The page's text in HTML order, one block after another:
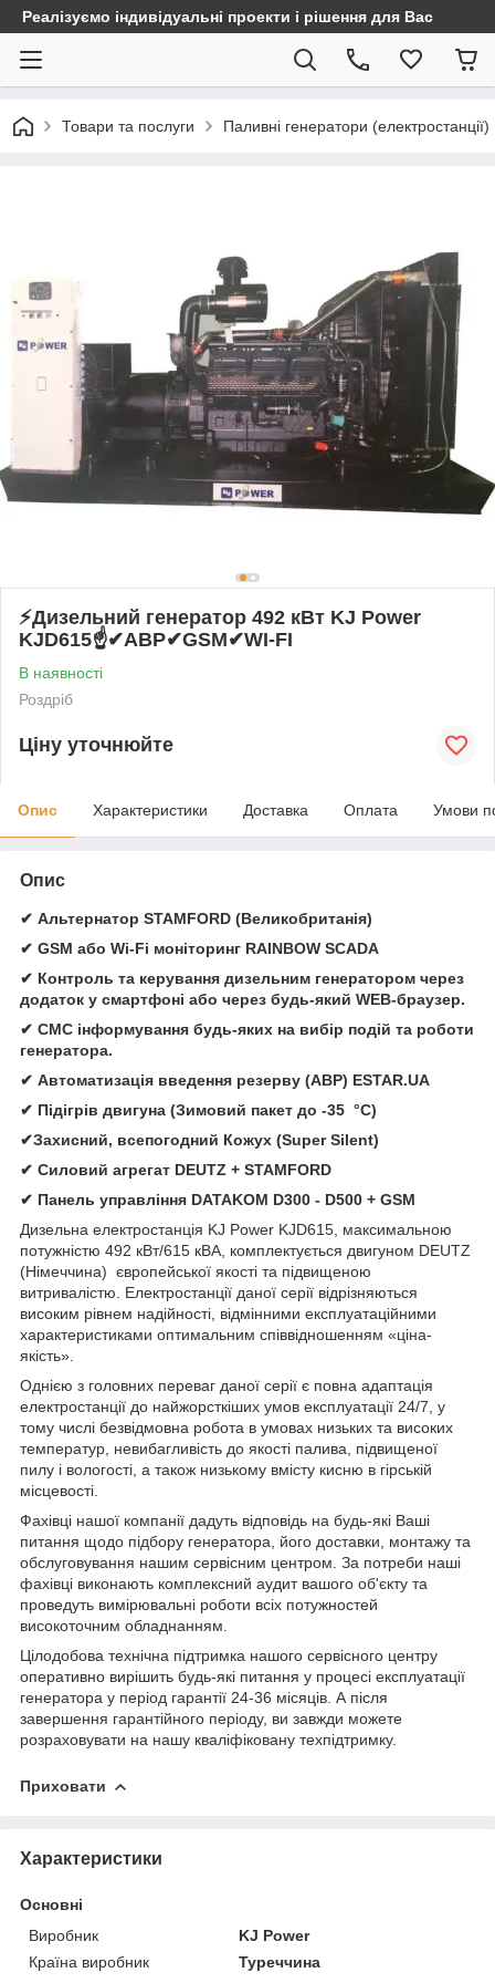
Реалізуємо індивідуальні проекти і рішення для Вас
Товари та послуги Паливні генератори (електростанції)
⚡️Дизельний генератор 492 кВт KJ Power
KJD615☝✔АВР✔GSM✔WI-FI
В наявності
Роздріб
Ціну уточнюйте
Опис Характеристики Доставка Оплата Умови
Опис
✔ Альтернатор STAMFORD (Великобританія)
✔ GSM або Wi-Fi моніторинг RAINBOW SCADA
✔ Контроль та керування дизельним генератором через
додаток у смартфоні або через будь-який WEB-браузер.
✔ СМС інформування будь-яких на вибір подій та роботи
генератора.
✔ Автоматизація введення резерву (АВР) ESTAR.UA
✔ Підігрів двигуна (Зимовий пакет до -35 °C)
✔Захисний, всепогодний Кожух (Super Silent)
✔ Силовий агрегат DEUTZ + STAMFORD
✔ Панель управління DATAKOM D300 - D500 + GSM
Дизельна електростанція KJ Power KJD615, максимальною
потужністю 492 кВт/615 кВА, комплектується двигуном DEUTZ
(Німеччина) європейської якості та підвищеною
витривалістю. Електростанції даної серії відрізняються
високим рівнем надійності, відмінними експлуатаційними
характеристиками оптимальним співвідношенням «ціна-
якість».
Однією з головних переваг даної серії є повна адаптація
електростанції до найжорсткіших умов експлуатації 24/7, у
тому числі безвідмовна робота в умовах низьких та високих
температур, невибагливість до якості палива, підвищеної
пилу і вологості, а також низькому вмісту кисню в гірській
місцевості.
Фахівці нашої компанії дадуть відповідь на будь-які Ваші
питання щодо підбору генератора, його доставки, монтажу та
обслуговування нашим сервісним центром. За потреби наші
фахівці виконають комплексний аудит вашого об'єкту та
проведуть вимірювальні роботи всіх потужностей
високоточним обладнанням.
Цілодобова технічна підтримка нашого сервісного центру
оперативно вирішить будь-які питання у процесі експлуатації
генератора у період гарантії 24-36 місяців. А після
завершення гарантійного періоду, ви завжди можете
розраховувати на нашу кваліфіковану техпідтримку.
Приховати
Характеристики
Основні
Виробник
KJ Power
Країна виробник
Туреччина